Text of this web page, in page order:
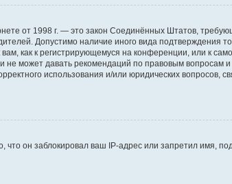
от 1998 г. — это закон Соединённых Штатов,
Допустимо наличие иного вида подтверждения
как к регистрирующемуся на конференции, или к
может давать рекомендаций по правовым вопросам
использования и/или юридических вопросов,
он заблокировал ваш IP-адрес или запретил имя,